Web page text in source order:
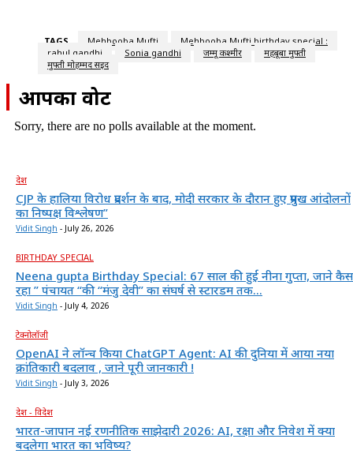
TAGS Mehbooba Mufti
Mehbooba Mufti birthday special :
rahul gandhi
Sonia gandhi जम्मू कश्मीर
महबूबा मुफ्ती
मुफ्ती मोहम्मद सईद
आपका वोट
Sorry, there are no polls available at the moment.
देश
CJP के हालिया विरोध प्रदर्शन के बाद, मोदी सरकार के दौरान हुए प्रमुख आंदोलनों
का निष्पक्ष विश्लेषण”
Vidit Singh - July 26, 2026
BIRTHDAY SPECIAL
Neena gupta Birthday Special: 67 साल की हुईं नीना गुप्ता, जाने
रहा ” पंचायत “की “मंजु देवी” का संघर्ष से स्टारडम तक...
Vidit Singh - July 4, 2026
टेक्नोलॉजी
OpenAI ने लॉन्च किया ChatGPT Agent: AI की दुनिया में आया नया
क्रांतिकारी बदलाव , जाने पूरी जानकारी !
Vidit Singh - July 3, 2026
देश - विदेश
भारत-जापान नई रणनीतिक साझेदारी 2026: AI, रक्षा और निवेश में क्या
बदलेगा भारत का भविष्य?